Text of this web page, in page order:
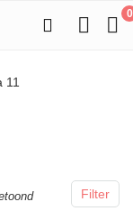
0
11
Filter